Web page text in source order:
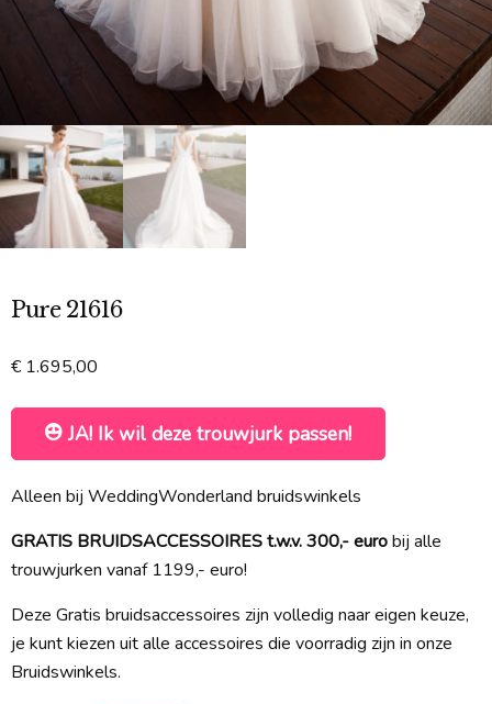
Pure 21616
€1.695,00
JA! Ik wil deze trouwjurk passen!
Alleen bij WeddingWonderland bruidswinkels
GRATIS BRUIDSACCESSOIRES t.w.v. 300,- eurobij alle
trouwjurken vanaf 1199,- euro!
Deze Gratis bruidsaccessoires zijn volledig naar eigen keuze,
je kunt kiezen uit alle accessoires die voorradig zijn in onze
Bruidswinkels.